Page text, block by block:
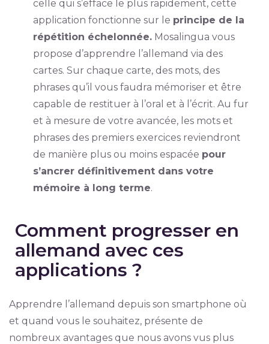
celle qui s’efface le plus rapidement, cette
application fonctionne sur le principe de la
répétition échelonnée.Mosalingua vous
propose d’apprendre l’allemand via des
cartes. Sur chaque carte, des mots, des
phrases qu’il vous faudra mémoriser et être
capable de restituer à l’oral et à l’écrit. Au fur
et à mesure de votre avancée, les mots et
phrases des premiers exercices reviendront
de manière plus ou moins espacée pour
s’ancrer définitivement dans votre
mémoire à long terme.
Comment progresser en
allemand avec ces
applications ?
Apprendre l’allemand depuis son smartphone où
et quand vous le souhaitez, présente de
nombreux avantages que nous avons vus plus